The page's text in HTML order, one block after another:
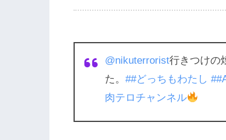
@nikuterrorist行きつけの
た。 ##どっちもわたし
肉テロチャンネル